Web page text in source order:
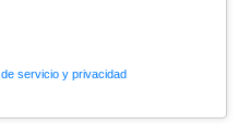
servicio y privacidad